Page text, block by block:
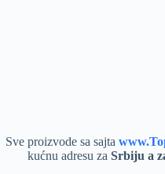
Sve proizvode sa sajta
kućnu adresu za Srbiju a